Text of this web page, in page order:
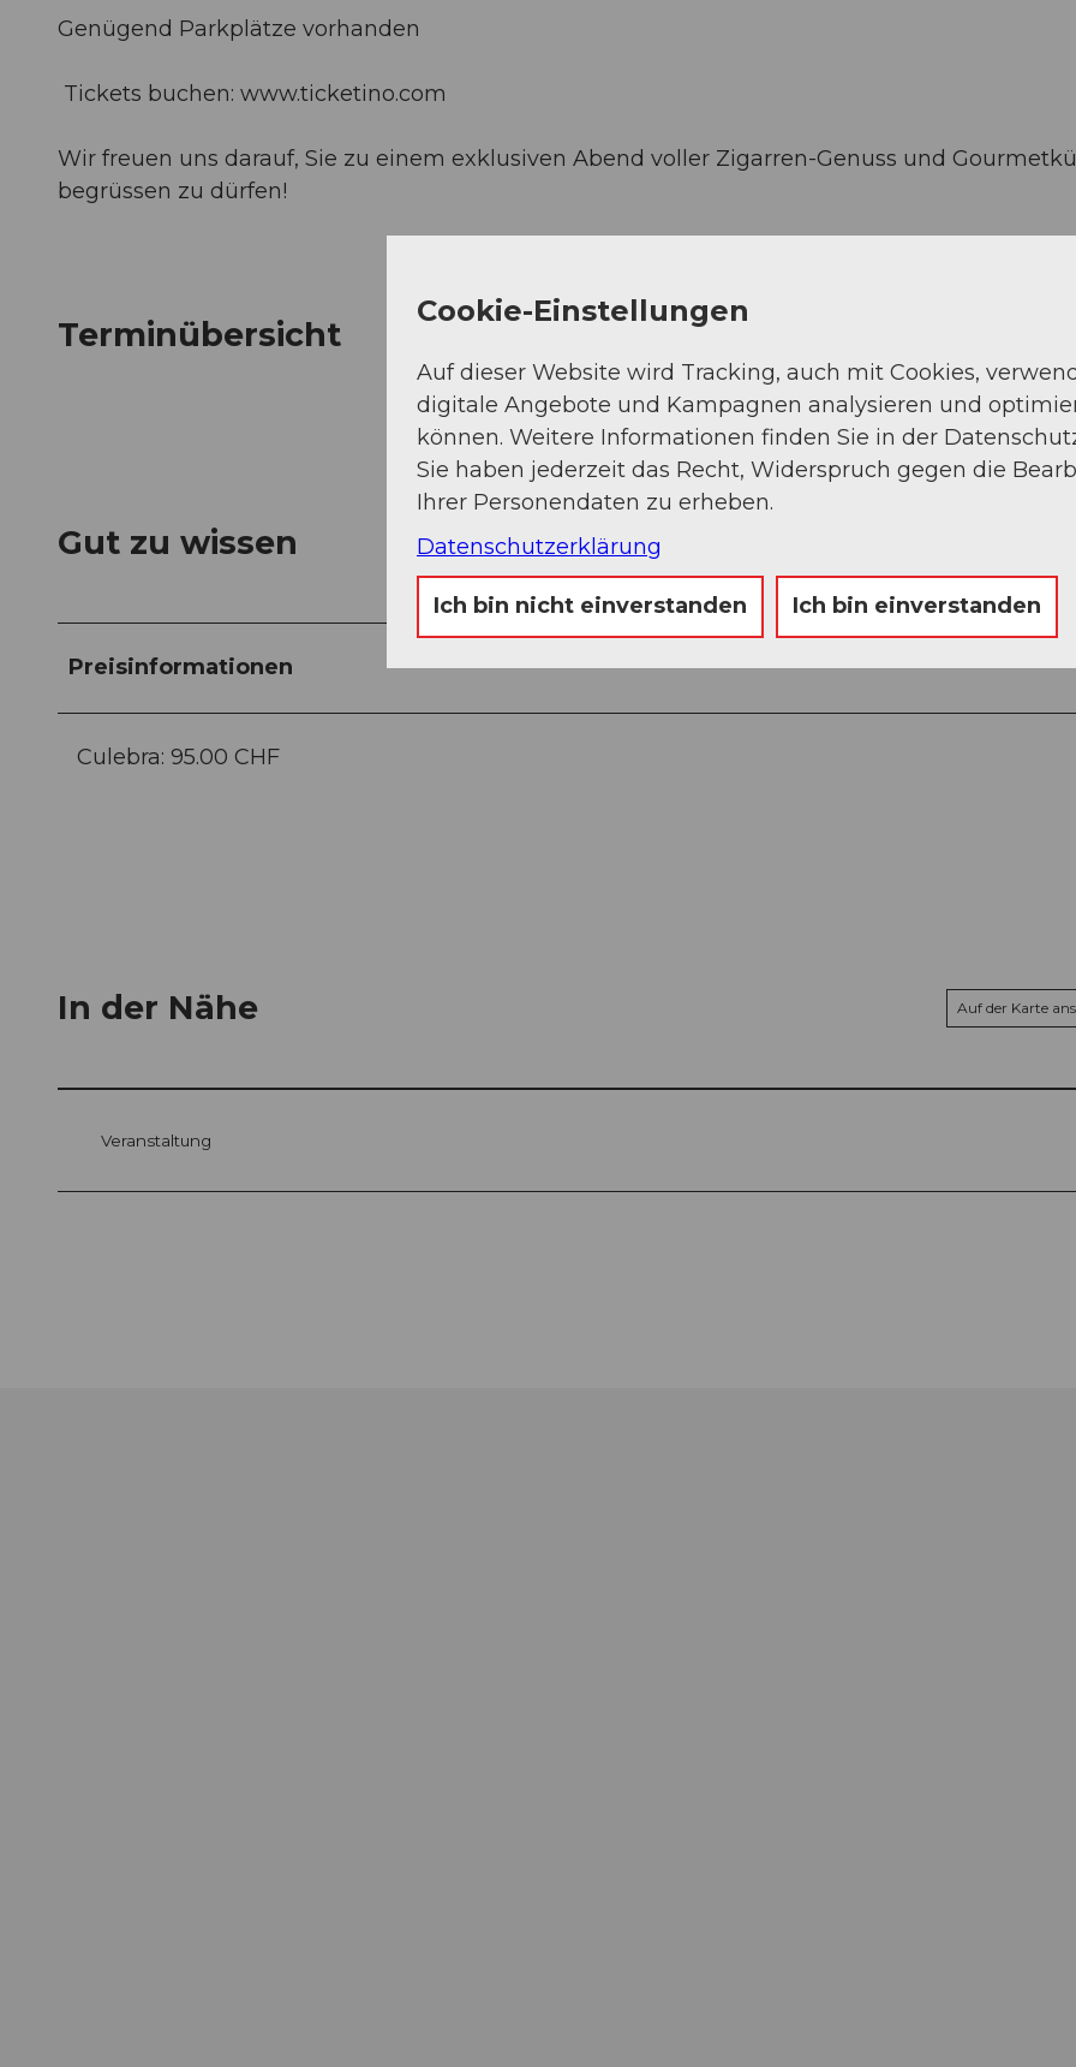
Genügend Parkplätze vorhanden
️ Tickets buchen: www.ticketino.com
Wir freuen uns darauf, Sie zu einem exklusiven Abend voller Zigarren-Genuss und
begrüssen zu dürfen!
Terminübersicht
Gut zu wissen
Preisinformationen
Culebra: 95.00 CHF
In der Nähe Auf der Karte
Veranstaltung
Cookie-Einstellungen
Auf dieser Website wird Tracking, auch mit Cookies,
digitale Angebote und Kampagnen analysieren und
können. Weitere Informationen finden Sie in der
Sie haben jederzeit das Recht, Widerspruch gegen die
Ihrer Personendaten zu erheben.
Datenschutzerklärung
Ich bin nicht einverstanden Ich bin einverstanden